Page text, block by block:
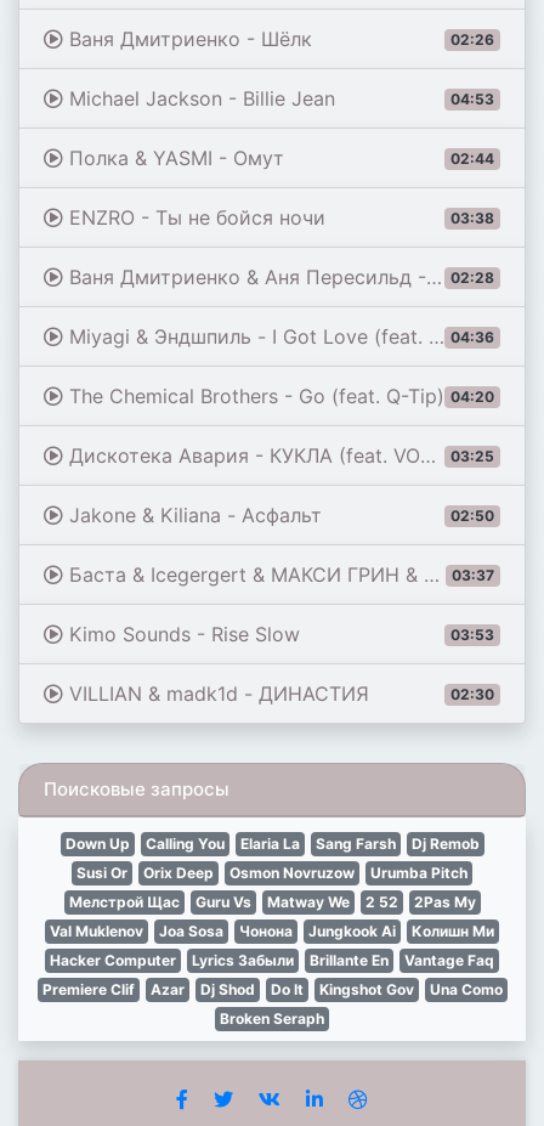
02:26
Ваня Дмитриенко - Шёлк
04:53
Michael Jackson - Billie Jean
02:44
Полка & YASMI - Омут
03:38
ENZRO - Ты не бойся ночи
02:28
Ваня Дмитриенко & Аня Пересильд - Силуэт (из к/ф «Алиса в Стране Чудес»)
04:36
Miyagi & Эндшпиль - I Got Love (feat. Рем Дигга)
04:20
The Chemical Brothers - Go (feat. Q-Tip)
03:25
Дискотека Авария - КУКЛА (feat. VONAMOUR) [Remix 2026]
02:50
Jakone & Kiliana - Асфальт
03:37
Баста & Icegergert & МАКСИ ГРИН & Onative - Возле дома твоего
03:53
Kimo Sounds - Rise Slow
02:30
VILLIAN & madk1d - ДИНАСТИЯ
Поисковые запросы
Down Up Calling You Elaria La Sang Farsh
Dj Remob
Susi Or
Orix Deep Osmon Novruzow
Urumba Pitch
Мелстрой Щас
Guru Vs Matway We 2 52
2Pas My
Val Muklenov
Joa Sosa Чонона Jungkook Ai
Колишн Ми
Hacker Computer
Lyrics Забыли Brillante En
Vantage Faq
Premiere Clif
Azar Dj Shod Do It Kingshot Gov
Una Como
Broken Seraph